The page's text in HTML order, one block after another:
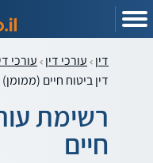
דין עורכי דין עורכי
דין ביטוח חיים (ממומן)
רשימת
חיים